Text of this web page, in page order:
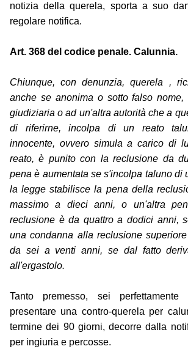
notizia della querela, sporta a suo
regolare notifica.
Art. 368 del codice penale. Calunnia.
Chiunque, con denunzia, querela ,
anche se anonima o sotto falso nome,
giudiziaria o ad un'altra autorità che a
di riferirne, incolpa di un reato
innocente, ovvero simula a carico di
reato, è punito con la reclusione da
pena è aumentata se s'incolpa taluno di
la legge stabilisce la pena della
massimo a dieci anni, o un'altra
reclusione è da quattro a dodici anni,
una condanna alla reclusione
da sei a venti anni, se dal fatto
all'ergastolo.
Tanto premesso, sei
presentare una contro-querela per
termine dei 90 giorni, decorre dalla
per ingiuria e percosse.